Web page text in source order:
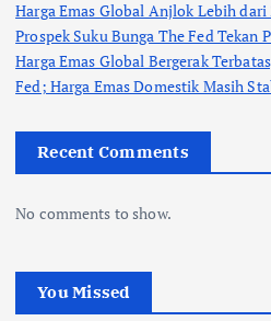
Harga Emas Global Anjlok Lebih dari
Prospek Suku Bunga The Fed Tekan
Harga Emas Global Bergerak
Fed; Harga Emas Domestik Masih
Recent Comments
No comments to show.
You Missed